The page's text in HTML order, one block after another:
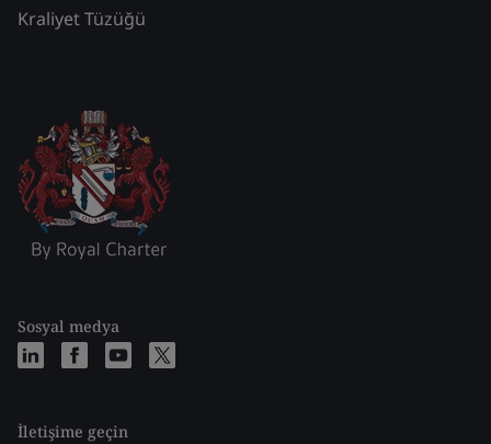
Kraliyet Tüzüğü
Sosyal medya
İletişime geçin